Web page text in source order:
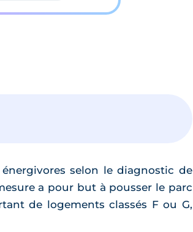
selon le diagnostic de
a pour but à pousser le parc
de logements classés F ou G,